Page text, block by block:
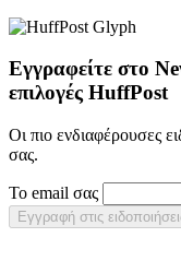
Εγγραφείτε στο
επιλογές HuffPost
Οι πιο ενδιαφέρουσες
σας.
Το email σας
Εγγραφή στις